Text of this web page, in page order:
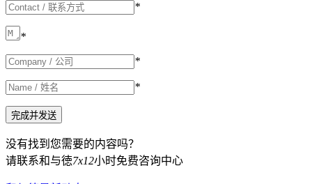
*
*
*
*
没有找到您需要的内容吗？
请联系和与徳7x12小时免费咨询中心